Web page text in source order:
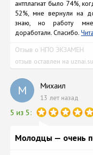
антплагиат было 74%,
52%, мне вернули на
знаю, но работу
доработали. Спасибо.
Отзыв о НПО ЭКЗАМЕН
отзыв оставлен на uznai.su
М Михаил
13 лет назад
5 из 5:
Молодцы — очень